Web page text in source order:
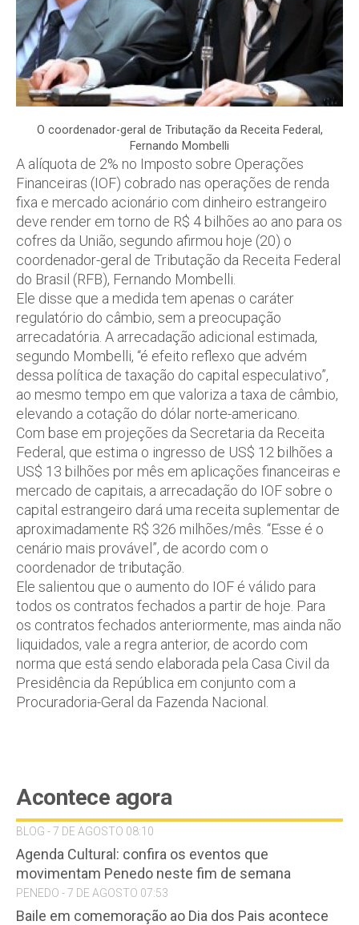
O coordenador-geral de Tributação da Receita Federal,
Fernando Mombelli
A alíquota de 2% no Imposto sobre Operações
Financeiras (IOF) cobrado nas operações de renda
fixa e mercado acionário com dinheiro estrangeiro
deve render em torno de R$ 4 bilhões ao ano para os
cofres da União, segundo afirmou hoje (20) o
coordenador-geral de Tributação da Receita Federal
do Brasil (RFB), Fernando Mombelli.
Ele disse que a medida tem apenas o caráter
regulatório do câmbio, sem a preocupação
arrecadatória. A arrecadação adicional estimada,
segundo Mombelli, “é efeito reflexo que advém
dessa política de taxação do capital especulativo”,
ao mesmo tempo em que valoriza a taxa de câmbio,
elevando a cotação do dólar norte-americano.
Com base em projeções da Secretaria da Receita
Federal, que estima o ingresso de US$ 12 bilhões a
US$ 13 bilhões por mês em aplicações financeiras e
mercado de capitais, a arrecadação do IOF sobre o
capital estrangeiro dará uma receita suplementar de
aproximadamente R$ 326 milhões/mês. “Esse é o
cenário mais provável”, de acordo com o
coordenador de tributação.
Ele salientou que o aumento do IOF é válido para
todos os contratos fechados a partir de hoje. Para
os contratos fechados anteriormente, mas ainda não
liquidados, vale a regra anterior, de acordo com
norma que está sendo elaborada pela Casa Civil da
Presidência da República em conjunto com a
Procuradoria-Geral da Fazenda Nacional.
Acontece agora
BLOG - 7 DE AGOSTO 08:10
Agenda Cultural: confira os eventos que
movimentam Penedo neste fim de semana
PENEDO - 7 DE AGOSTO 07:53
Baile em comemoração ao Dia dos Pais acontece